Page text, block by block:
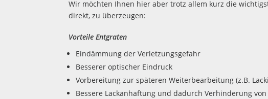
Wir möchten Ihnen hier aber trotz allem kurz die
direkt, zu überzeugen:
Vorteile Entgraten
Eindämmung der Verletzungsgefahr
Besserer optischer Eindruck
Vorbereitung zur späteren Weiterbearbeitung (z.B.
Bessere Lackanhaftung und dadurch Verhinderung